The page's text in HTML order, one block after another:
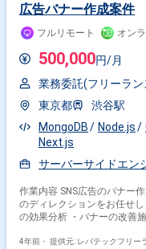
広告バナー作成案件
フルリモート オン
500,000円/月
業務委託(フリーラン
東京都
渋谷駅
MongoDB
Node.js
Next.js
サーバーサイドエン
作業内容 SNS広告のバナー
のディレクションをお任せします。 作業内容 ・媒体管理画
の効果分析 ・バナーの改善
・クライアント対応
4年前・ 提供元: レバテックフリー